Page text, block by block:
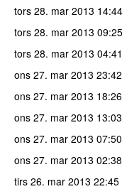
tors 28. mar 2013 14:44
tors 28. mar 2013 09:25
tors 28. mar 2013 04:41
ons 27. mar 2013 23:42
ons 27. mar 2013 18:26
ons 27. mar 2013 13:03
ons 27. mar 2013 07:50
ons 27. mar 2013 02:38
tirs 26. mar 2013 22:45